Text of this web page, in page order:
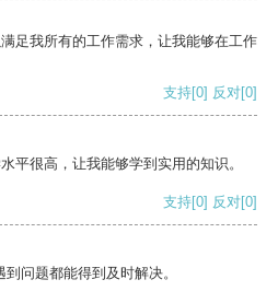
足我所有的工作需求，让我能够在工作
支持[0] 反对[0]
平很高，让我能够学到实用的知识。
支持[0] 反对[0]
问题都能得到及时解决。